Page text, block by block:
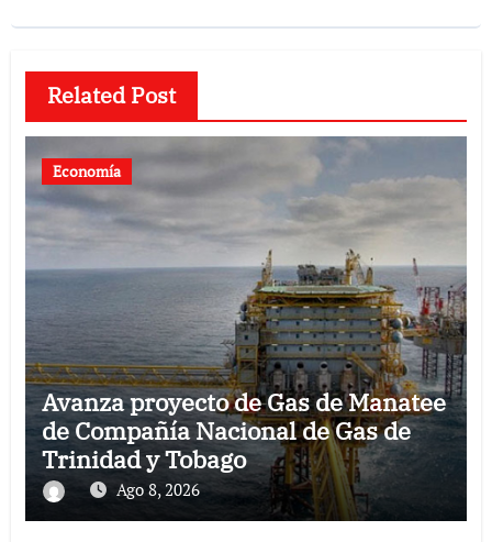
Related Post
Economía
Avanza proyecto de Gas de Manatee
de Compañía Nacional de Gas de
Trinidad y Tobago
Ago 8, 2026